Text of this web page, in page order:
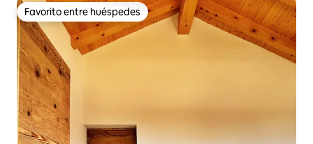
Favorito entre huéspedes
Favorito entre huéspedes